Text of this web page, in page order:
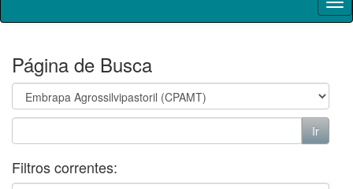
Página de Busca
Filtros correntes: